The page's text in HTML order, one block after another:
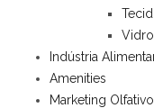
Indústria
Amenities
Marketing Olfativo